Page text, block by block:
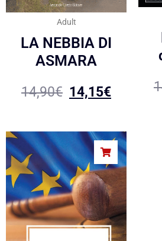
Adult
LA NEBBIA DI
ASMARA
14,90€ 14,15€